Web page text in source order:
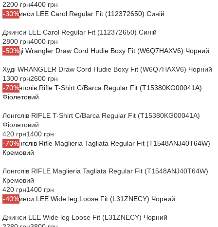
2200 грн4400 грн
-30%
Джинси LEE Carol Regular Fit (112372650) Синій
2800 грн4000 грн
-50%
Худі WRANGLER Draw Cord Hudie Boxy Fit (W6Q7HAXV6) Чорний
1300 грн2600 грн
-70%
Лонгслів RIFLE T-Shirt C/Barca Regular Fit (T15380KG00041A)
Фіолетовий
420 грн1400 грн
-70%
Лонгслів RIFLE Maglieria Tagliata Regular Fit (T1548ANJ40T64W)
Кремовий
420 грн1400 грн
-40%
Джинси LEE Wide leg Loose Fit (L31ZNECY) Чорний